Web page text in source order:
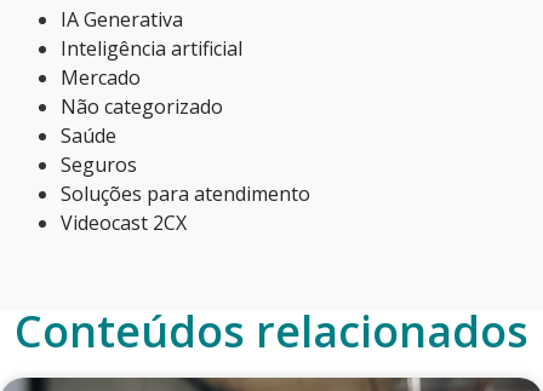
IA Generativa
Inteligência artificial
Mercado
Não categorizado
Saúde
Seguros
Soluções para atendimento
Videocast 2CX
Conteúdos relacionados